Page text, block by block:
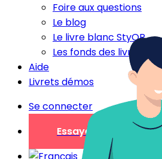
Foire aux questions
Le blog
Le livre blanc StyQR
Les fonds des livrets
Aide
Livrets démos
Se connecter
Essayer gratuitement